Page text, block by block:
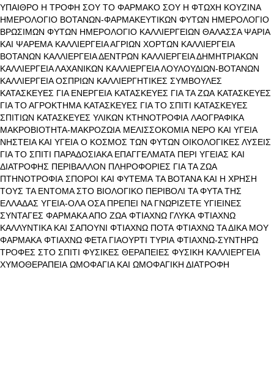
ΥΠΑΙΘΡΟ Η ΤΡΟΦΗ ΣΟΥ ΤΟ ΦΑΡΜΑΚΟ ΣΟΥ Η ΦΤΩΧΗ ΚΟΥΖΙΝΑ
ΗΜΕΡΟΛΟΓΙΟ ΒΟΤΑΝΩΝ-ΦΑΡΜΑΚΕΥΤΙΚΩΝ ΦΥΤΩΝ ΗΜΕΡΟΛΟΓΙΟ
ΒΡΩΣΙΜΩΝ ΦΥΤΩΝ ΗΜΕΡΟΛΟΓΙΟ ΚΑΛΛΙΕΡΓΕΙΩΝ ΘΑΛΑΣΣΑ ΨΑΡΙΑ
ΚΑΙ ΨΑΡΕΜΑ ΚΑΛΛΙΕΡΓΕΙΑ ΑΓΡΙΩΝ ΧΟΡΤΩΝ ΚΑΛΛΙΕΡΓΕΙΑ
ΒΟΤΑΝΩΝ ΚΑΛΛΙΕΡΓΕΙΑ ΔΕΝΤΡΩΝ ΚΑΛΛΙΕΡΓΕΙΑ ΔΗΜΗΤΡΙΑΚΩΝ
ΚΑΛΛΙΕΡΓΕΙΑ ΛΑΧΑΝΙΚΩΝ ΚΑΛΛΙΕΡΓΕΙΑ ΛΟΥΛΟΥΔΙΩΝ-ΒΟΤΑΝΩΝ
ΚΑΛΛΙΕΡΓΕΙΑ ΟΣΠΡΙΩΝ ΚΑΛΛΙΕΡΓΗΤΙΚΕΣ ΣΥΜΒΟΥΛΕΣ
ΚΑΤΑΣΚΕΥΕΣ ΓΙΑ ΕΝΕΡΓΕΙΑ ΚΑΤΑΣΚΕΥΕΣ ΓΙΑ ΤΑ ΖΩΑ ΚΑΤΑΣΚΕΥΕΣ
ΓΙΑ ΤΟ ΑΓΡΟΚΤΗΜΑ ΚΑΤΑΣΚΕΥΕΣ ΓΙΑ ΤΟ ΣΠΙΤΙ ΚΑΤΑΣΚΕΥΕΣ
ΣΠΙΤΙΩΝ ΚΑΤΑΣΚΕΥΕΣ ΥΛΙΚΩΝ ΚΤΗΝΟΤΡΟΦΙΑ ΛΑΟΓΡΑΦΙΚΑ
ΜΑΚΡΟΒΙΟΤΗΤΑ-ΜΑΚΡΟΖΩΙΑ ΜΕΛΙΣΣΟΚΟΜΙΑ ΝΕΡΟ ΚΑΙ ΥΓΕΙΑ
ΝΗΣΤΕΙΑ ΚΑΙ ΥΓΕΙΑ Ο ΚΟΣΜΟΣ ΤΩΝ ΦΥΤΩΝ ΟΙΚΟΛΟΓΙΚΕΣ ΛΥΣΕΙΣ
ΓΙΑ ΤΟ ΣΠΙΤΙ ΠΑΡΑΔΟΣΙΑΚΑ ΕΠΑΓΓΕΛΜΑΤΑ ΠΕΡΙ ΥΓΕΙΑΣ ΚΑΙ
ΔΙΑΤΡΟΦΗΣ ΠΕΡΙΒΑΛΛΟΝ ΠΛΗΡΟΦΟΡΙΕΣ ΓΙΑ ΤΑ ΖΩΑ
ΠΤΗΝΟΤΡΟΦΙΑ ΣΠΟΡΟΙ ΚΑΙ ΦΥΤΕΜΑ ΤΑ ΒΟΤΑΝΑ ΚΑΙ Η ΧΡΗΣΗ
ΤΟΥΣ ΤΑ ΕΝΤΟΜΑ ΣΤΟ ΒΙΟΛΟΓΙΚΟ ΠΕΡΙΒΟΛΙ ΤΑ ΦΥΤΑ ΤΗΣ
ΕΛΛΑΔΑΣ ΥΓΕΙΑ-ΟΛΑ ΟΣΑ ΠΡΕΠΕΙ ΝΑ ΓΝΩΡΙΖΕΤΕ ΥΓΙΕΙΝΕΣ
ΣΥΝΤΑΓΕΣ ΦΑΡΜΑΚΑ ΑΠΟ ΖΩΑ ΦΤΙΑΧΝΩ ΓΛΥΚΑ ΦΤΙΑΧΝΩ
ΚΑΛΛΥΝΤΙΚΑ ΚΑΙ ΣΑΠΟΥΝΙ ΦΤΙΑΧΝΩ ΠΟΤΑ ΦΤΙΑΧΝΩ ΤΑ ΔΙΚΑ ΜΟΥ
ΦΑΡΜΑΚΑ ΦΤΙΑΧΝΩ ΦΕΤΑ ΓΙΑΟΥΡΤΙ ΤΥΡΙΑ ΦΤΙΑΧΝΩ-ΣΥΝΤΗΡΩ
ΤΡΟΦΕΣ ΣΤΟ ΣΠΙΤΙ ΦΥΣΙΚΕΣ ΘΕΡΑΠΕΙΕΣ ΦΥΣΙΚΗ ΚΑΛΛΙΕΡΓΕΙΑ
ΧΥΜΟΘΕΡΑΠΕΙΑ ΩΜΟΦΑΓΙΑ ΚΑΙ ΩΜΟΦΑΓΙΚΗ ΔΙΑΤΡΟΦΗ